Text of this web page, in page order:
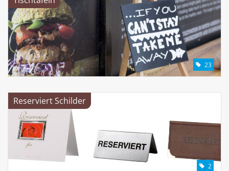
23
Reserviert Schilder
2